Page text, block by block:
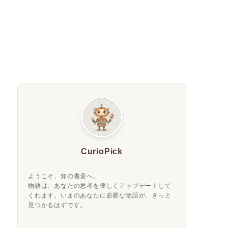
CurioPick
ようこそ、知の書斎へ。
物語は、あなたの思考を優しくアップデートして
くれます。いまのあなたに必要な物語が、きっと
見つかるはずです。